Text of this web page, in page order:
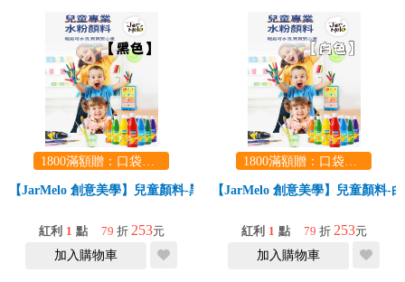
1800滿額贈：口袋玩具一份（隨機出貨） (summer read)
【JarMelo 創意美學】兒童顏料-黑色
紅利 1 點 79 折 253元
加入購物車
1800滿額贈：口袋玩具一份（隨機出貨） (summer read)
【JarMelo 創意美學】兒童顏料-
紅利 1 點 79 折 253元
加入購物車